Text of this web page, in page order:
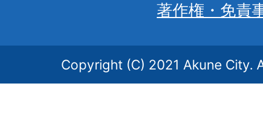
著作権・免責
Copyright (C) 2021 Akune City.